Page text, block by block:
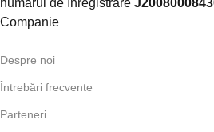
Companie
Despre noi
Întrebări frecvente
Parteneri